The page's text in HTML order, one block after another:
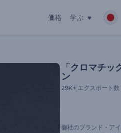
価格 学ぶ
「クロマチッ
ン
29K+ エクスポート数
御社のブランド・ア